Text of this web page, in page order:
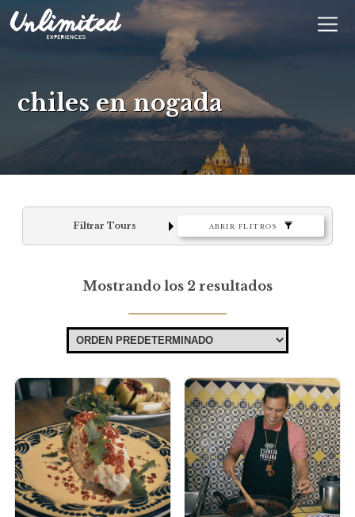
$ MXN
chiles en nogada
Filtrar Tours ABRIR FLITROS
Mostrando los 2 resultados